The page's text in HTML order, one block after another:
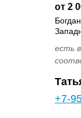
от 2
есть
+7-